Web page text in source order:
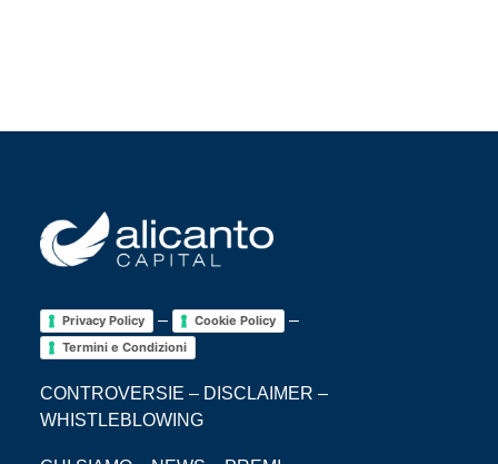
Privacy Policy – Cookie Policy –
Termini e Condizioni
CONTROVERSIE – DISCLAIMER –
WHISTLEBLOWING